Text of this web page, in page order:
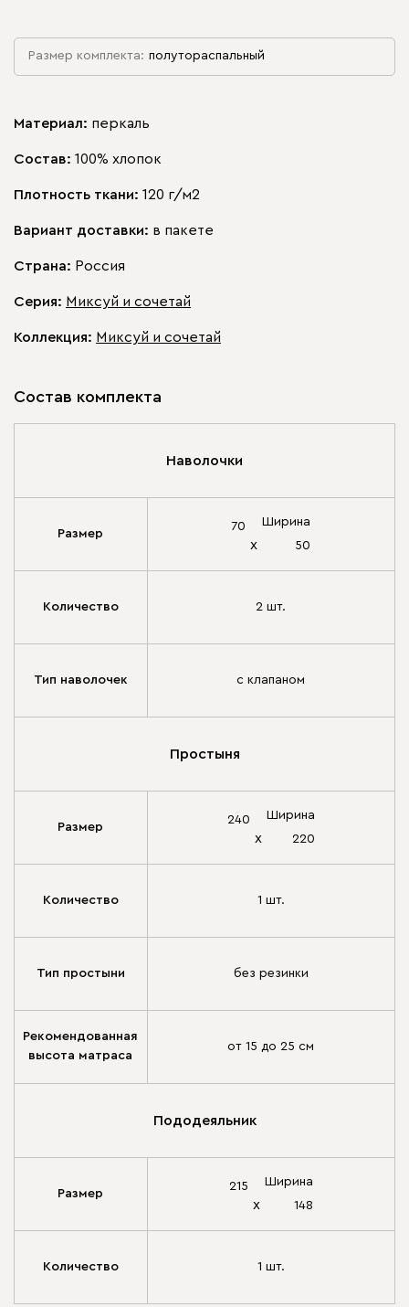
Размер комплекта: полутораспальный
Материал: перкаль
Состав: 100% хлопок
Плотность ткани: 120 г/м2
Вариант доставки: в пакете
Страна: Россия
Серия: Миксуй и сочетай
Коллекция: Миксуй и сочетай
Состав комплекта
Наволочки
Размер
70
х
Ширина
50
Количество 2 шт.
Тип наволочек с клапаном
Простыня
Размер
240
х
Ширина
220
Количество 1 шт.
Тип простыни без резинки
Рекомендованная
высота матраса
от 15 до 25 см
Пододеяльник
Размер
215
х
Ширина
148
Количество 1 шт.